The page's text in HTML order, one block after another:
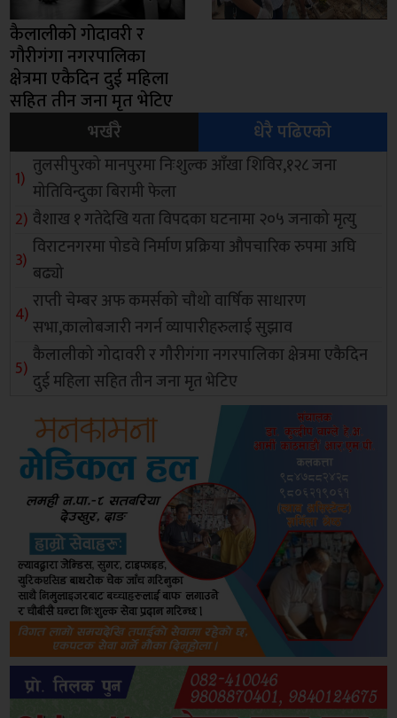
कैलालीको गोदावरी र
गौरीगंगा नगरपालिका
क्षेत्रमा एकैदिन दुई महिला
सहित तीन जना मृत भेटिए
भर्खरै
धेरै पढिएको
तुलसीपुरको मानपुरमा निःशुल्क आँखा शिविर,१२८ जना
मोतिविन्दुका बिरामी फेला
वैशाख १ गतेदेखि यता विपदका घटनामा २०५ जनाको मृत्यु
विराटनगरमा पोडवे निर्माण प्रक्रिया औपचारिक रुपमा अघि
बढ्यो
राप्ती चेम्बर अफ कमर्सको चाैथो वार्षिक साधारण
सभा,कालोबजारी नगर्न व्यापारीहरुलाई सुझाव
कैलालीको गोदावरी र गौरीगंगा नगरपालिका क्षेत्रमा एकैदिन
दुई महिला सहित तीन जना मृत भेटिए